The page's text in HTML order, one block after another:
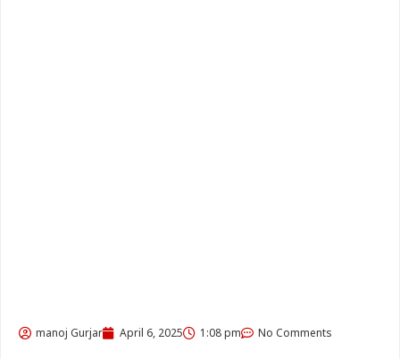
manoj Gurjar April 6, 2025 1:08 pm No Comments